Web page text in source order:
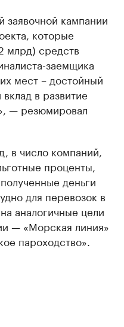
заявочной кампании
которые
млрд) средств
заемщика
мест – достойный
в развитие
— резюмировал
в число компаний,
проценты,
деньги
для перевозок в
аналогичные цели
— «Морская линия»
пароходство».